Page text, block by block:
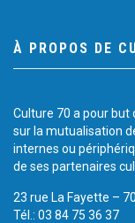
À PROPOS DE
Culture 70 a pour
sur la mutualisation
internes ou
de ses partenaires
23 rue La Fayette –
Tél.: 03 84 75 36 37